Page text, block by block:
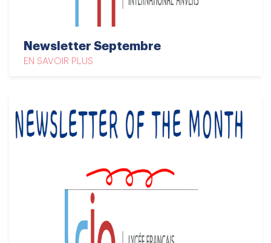
Newsletter Septembre
EN SAVOIR PLUS